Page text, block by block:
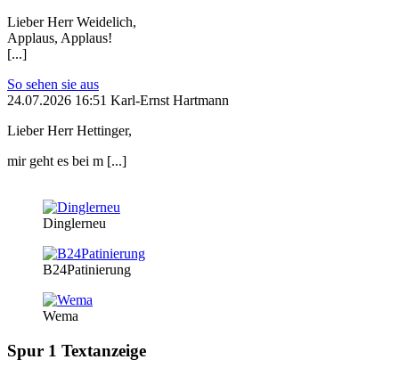
Lieber Herr Weidelich,
Applaus, Applaus!
[...]
So sehen sie aus
24.07.2026 16:51 Karl-Ernst Hartmann
Lieber Herr Hettinger,
mir geht es bei m [...]
Dinglerneu
B24Patinierung
Wema
Spur 1 Textanzeige